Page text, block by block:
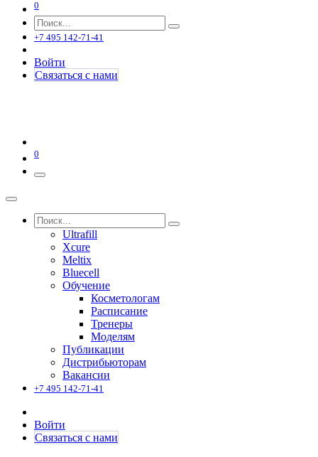
0
+7 495 142-71-41
Войти
Связаться с нами
0
Ultrafill
Xcure
Meltix
Bluecell
Обучение
Косметологам
Расписание
Тренеры
Моделям
Публикации
Дистрибьюторам
Вакансии
+7 495 142-71-41
Войти
Связаться с нами